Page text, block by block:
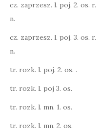
cz. zaprzesz. l. poj. 2. os. r.
n.
cz. zaprzesz. l. poj. 3. os. r.
n.
tr. rozk. l. poj. 2. os. .
tr. rozk. l. poj 3. os.
tr. rozk. l. mn. 1. os.
tr. rozk. l. mn. 2. os.